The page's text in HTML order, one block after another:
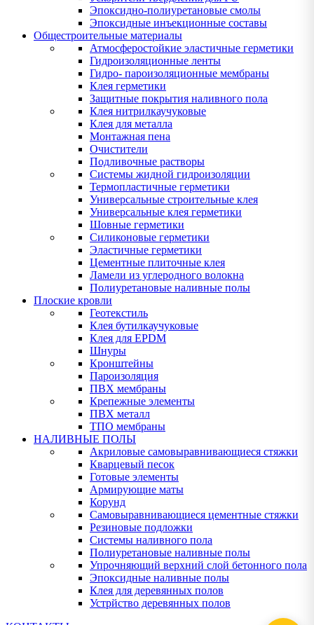
Эпоксидно-полиуретановые смолы
Эпоксидные инъекционные составы
Общестроительные материалы
Атмосферостойкие эластичные герметики
Гидроизоляционные ленты
Гидро- пароизоляционные мембраны
Клея герметики
Защитные покрытия наливного пола
Клея нитрилкаучуковые
Клея для металла
Монтажная пена
Очистители
Подливочные растворы
Системы жидной гидроизоляции
Термопластичные герметики
Универсальные строительные клея
Универсальные клея герметики
Шовные герметики
Силиконовые герметики
Эластичные герметики
Цементные плиточные клея
Ламели из углеродного волокна
Полиуретановые наливные полы
Плоские кровли
Геотекстиль
Клея бутилкаучуковые
Клея для EPDM
Шнуры
Кронштейны
Пароизоляция
ПВХ мембраны
Крепежные элементы
ПВХ металл
ТПО мембраны
НАЛИВНЫЕ ПОЛЫ
Акриловые самовыравнивающиеся стяжки
Кварцевый песок
Готовые элементы
Армирующие маты
Корунд
Самовыравнивающиеся цементные стяжки
Резиновые подложки
Системы наливного пола
Полиуретановые наливные полы
Упрочняющий верхний слой бетонного пола
Эпоксидные наливные полы
Клея для деревянных полов
Устрйство деревянных полов